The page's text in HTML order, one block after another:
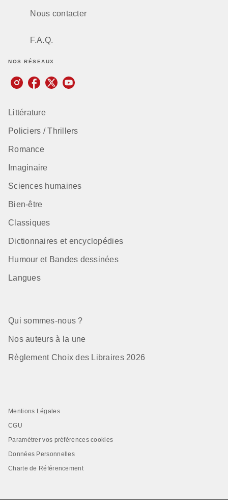
Nous contacter
F.A.Q.
NOS RÉSEAUX
Littérature
Policiers / Thrillers
Romance
Imaginaire
Sciences humaines
Bien-être
Classiques
Dictionnaires et encyclopédies
Humour et Bandes dessinées
Langues
Qui sommes-nous ?
Nos auteurs à la une
Règlement Choix des Libraires 2026
Mentions Légales
CGU
Paramétrer vos préférences cookies
Données Personnelles
Charte de Référencement